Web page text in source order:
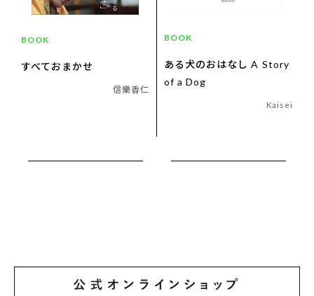
BOOK
すべておまかせ
信樂香仁
BOOK
ある犬のおはなし A Story
of a Dog
Kaisei